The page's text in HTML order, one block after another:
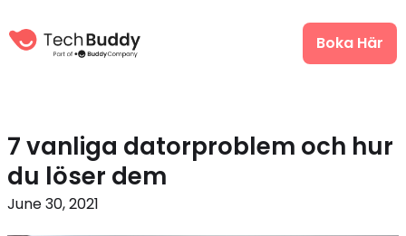
Boka Här
7 vanliga datorproblem och hur
du löser dem
June 30, 2021